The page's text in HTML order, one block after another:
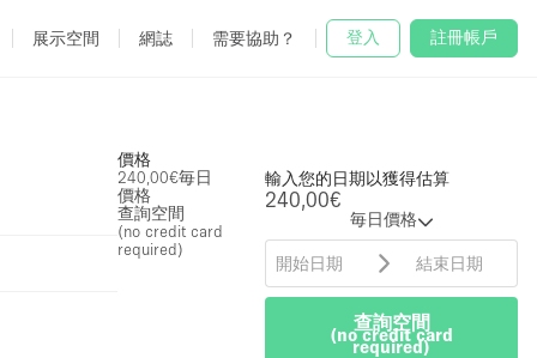
展示空間 網誌 需要協助？ 登入 註冊帳戶
輸入您的日期以獲得估算
240,00€
毎日價格
查詢空間
(no credit card
required)
價格
240,00€毎日
價格
查詢空間
(no credit card
required)